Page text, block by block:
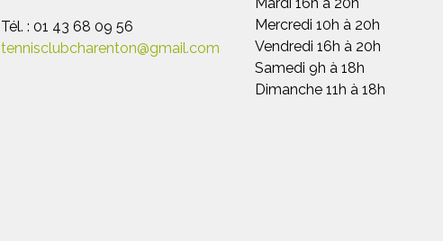
Tél. : 01 43 68 09 56
tennisclubcharenton@gmail.com
Mercredi 10h à 20h
Vendredi 16h à 20h
Samedi 9h à 18h
Dimanche 11h à 18h